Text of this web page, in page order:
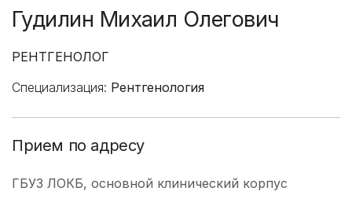
Гудилин Михаил Олегович
РЕНТГЕНОЛОГ
Специализация: Рентгенология
Прием по адресу
ГБУЗ ЛОКБ, основной клинический корпус